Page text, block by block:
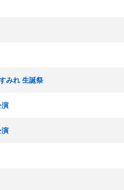
みれ 生誕祭
演
演